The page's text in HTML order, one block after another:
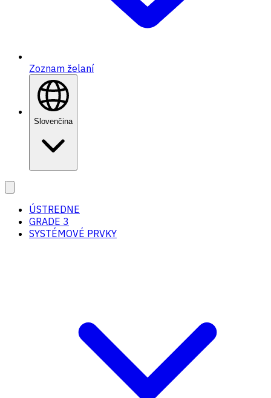
Zoznam želaní
Slovenčina
ÚSTREDNE
GRADE 3
SYSTÉMOVÉ PRVKY